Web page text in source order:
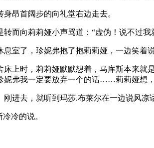
昂首阔步的向礼堂右边走去。
而向莉莉娅小声骂道：“虚伪！说不过
室了，珍妮弗抱了抱莉莉娅，一边笑着
上时，莉莉娅默默想着，马库斯本来
弗我一定要放弃一个的话……莉莉娅想，
进去，就听到玛莎.布莱尔在一边说风
冷的说。